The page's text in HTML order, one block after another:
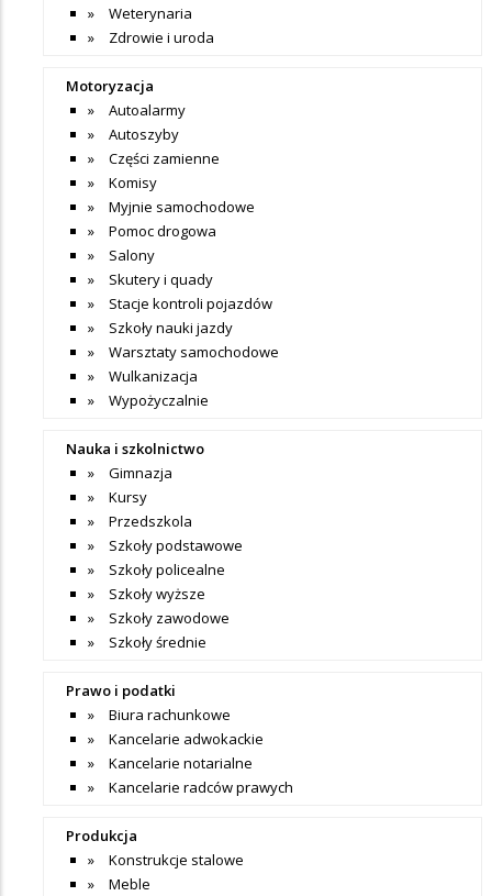
Weterynaria
Zdrowie i uroda
Motoryzacja
Autoalarmy
Autoszyby
Części zamienne
Komisy
Myjnie samochodowe
Pomoc drogowa
Salony
Skutery i quady
Stacje kontroli pojazdów
Szkoły nauki jazdy
Warsztaty samochodowe
Wulkanizacja
Wypożyczalnie
Nauka i szkolnictwo
Gimnazja
Kursy
Przedszkola
Szkoły podstawowe
Szkoły policealne
Szkoły wyższe
Szkoły zawodowe
Szkoły średnie
Prawo i podatki
Biura rachunkowe
Kancelarie adwokackie
Kancelarie notarialne
Kancelarie radców prawych
Produkcja
Konstrukcje stalowe
Meble